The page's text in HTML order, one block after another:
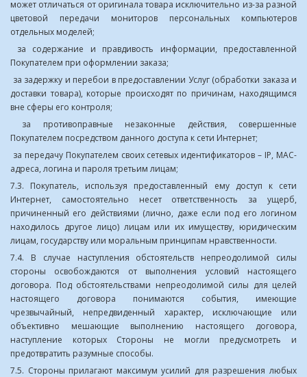
может отличаться от оригинала товара исключительно из-за разной
цветовой передачи мониторов персональных компьютеров
отдельных моделей;
за содержание и правдивость информации, предоставленной
Покупателем при оформлении заказа;
за задержку и перебои в предоставлении Услуг (обработки заказа и
доставки товара), которые происходят по причинам, находящимся
вне сферы его контроля;
за противоправные незаконные действия, совершенные
Покупателем посредством данного доступа к сети Интернет;
за передачу Покупателем своих сетевых идентификаторов – IP, MAC-
адреса, логина и пароля третьим лицам;
7.3. Покупатель, используя предоставленный ему доступ к сети
Интернет, самостоятельно несет ответственность за ущерб,
причиненный его действиями (лично, даже если под его логином
находилось другое лицо) лицам или их имуществу, юридическим
лицам, государству или моральным принципам нравственности.
7.4. В случае наступления обстоятельств непреодолимой силы
стороны освобождаются от выполнения условий настоящего
договора. Под обстоятельствами непреодолимой силы для целей
настоящего договора понимаются события, имеющие
чрезвычайный, непредвиденный характер, исключающие или
объективно мешающие выполнению настоящего договора,
наступление которых Стороны не могли предусмотреть и
предотвратить разумные способы.
7.5. Стороны прилагают максимум усилий для разрешения любых